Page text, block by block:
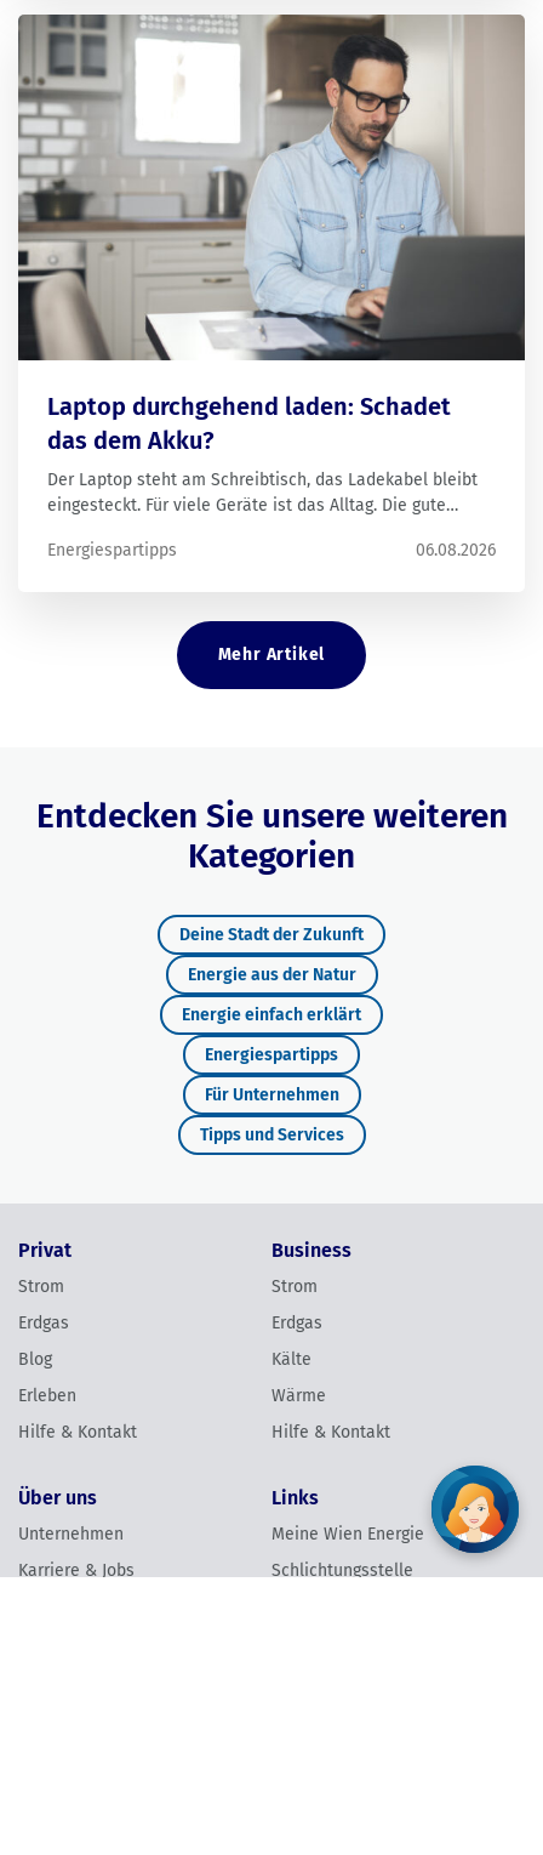
Laptop durchgehend laden: Schadet
das dem Akku?
Der Laptop steht am Schreibtisch, das Ladekabel bleibt
eingesteckt. Für viele Geräte ist das Alltag. Die gute
Problem. Für die Lebensdauer des Akkus sind andere
Energiespartipps 06.08.2026
Mehr Artikel
Entdecken Sie unsere weiteren
Kategorien
Deine Stadt der Zukunft
Energie aus der Natur
Energie einfach erklärt
Energiespartipps
Für Unternehmen
Tipps und Services
Privat
Strom
Erdgas
Blog
Erleben
Hilfe & Kontakt
Business
Strom
Erdgas
Kälte
Wärme
Hilfe & Kontakt
Über uns
Unternehmen
Karriere & Jobs
Links
Meine Wien Energie
Schlichtungsstelle